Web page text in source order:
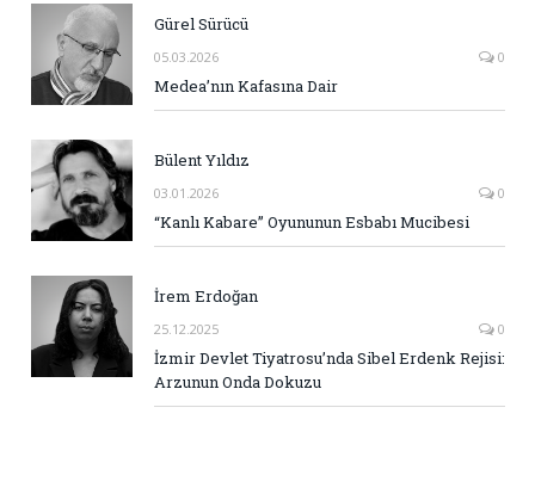
Gürel Sürücü
05.03.2026 0
Medea’nın Kafasına Dair
Bülent Yıldız
03.01.2026 0
“Kanlı Kabare” Oyununun Esbabı Mucibesi
İrem Erdoğan
25.12.2025 0
İzmir Devlet Tiyatrosu’nda Sibel Erdenk Rejisi:
Arzunun Onda Dokuzu